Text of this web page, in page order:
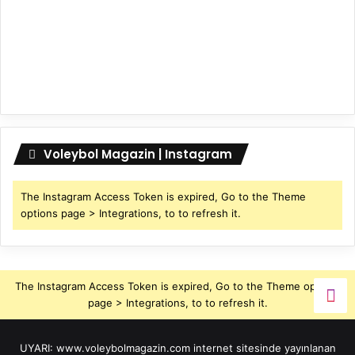
Voleybol Magazin | Instagram
The Instagram Access Token is expired, Go to the Theme
options page > Integrations, to to refresh it.
The Instagram Access Token is expired, Go to the Theme options
page > Integrations, to to refresh it.
UYARI: www.voleybolmagazin.com internet sitesinde yayınlanan